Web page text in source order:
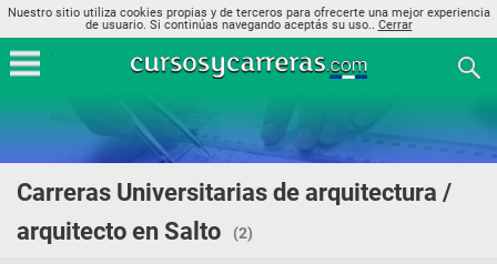
Nuestro sitio utiliza cookies propias y de terceros para ofrecerte una mejor experiencia
de usuario. Si continúas navegando aceptás su uso.. Cerrar
Carreras Universitarias de arquitectura /
arquitecto en Salto
(2)